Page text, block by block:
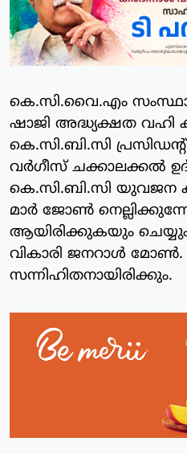
കെ.സി.വൈ.എം
ഷാജി അദ്ധ്യക്ഷത
കെ.സി.ബി.സി
വർഗീസ് ചക്കാലക്കൽ
കെ.സി.ബി.സി യുവജന
മാർ ജോൺ
ആയിരിക്കുകയും
വികാരി ജനറാൾ
സന്നിഹിതനായിരിക്കും.